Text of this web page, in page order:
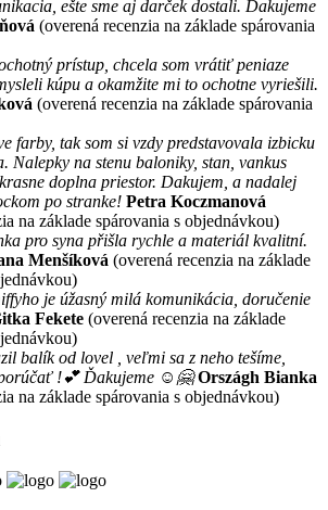
ešte sme aj darček dostali. Ďakujeme
(overená recenzia na základe spárovania
prístup, chcela som vrátiť peniaze
kúpu a okamžite mi to ochotne vyriešili.
(overená recenzia na základe spárovania
farby, tak som si vzdy predstavovala izbicku
Nalepky na stenu baloniky, stan, vankus
doplna priestor. Dakujem, a nadalej
po stranke! Petra Koczmanová
na základe spárovania s objednávkou)
pro syna přišla rychle a materiál kvalitní.
Menšíková (overená recenzia na základe
je úžasný milá komunikácia, doručenie
Fekete (overená recenzia na základe
balík od lovel , veľmi sa z neho tešíme,
!💕 Ďakujeme ☺️🤗 Országh Bianka
na základe spárovania s objednávkou)